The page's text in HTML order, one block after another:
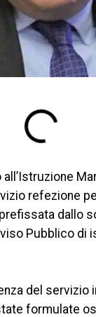
refezione
dallo
Pubblico di
del servizio
formulate